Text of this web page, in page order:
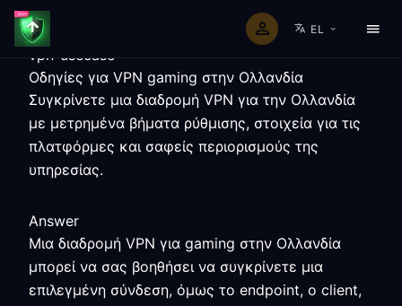
EL
vpn-usecase
Οδηγίες για VPN gaming στην Ολλανδία
Συγκρίνετε μια διαδρομή VPN για την Ολλανδία
με μετρημένα βήματα ρύθμισης, στοιχεία για τις
πλατφόρμες και σαφείς περιορισμούς της
υπηρεσίας.
Answer
Μια διαδρομή VPN για gaming στην Ολλανδία
μπορεί να σας βοηθήσει να συγκρίνετε μια
επιλεγμένη σύνδεση, όμως το endpoint, ο client,